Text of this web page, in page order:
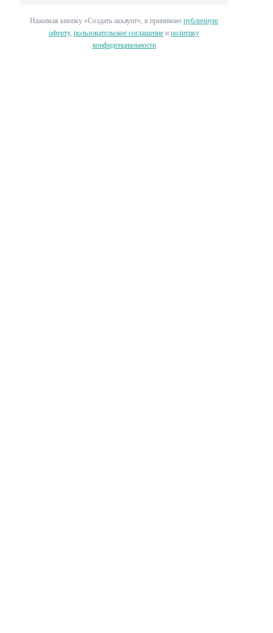
Нажимая кнопку «‎Создать аккаунт»‎, я принимаю публичную
оферту, пользовательское соглашение и политику
конфиденциальности